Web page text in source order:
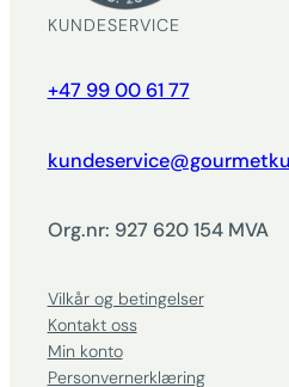
KUNDESERVICE
+47 99 00 61 77
Org.nr: 927 620 154 MVA
Vilkår og betingelser
Kontakt oss
Min konto
Personvernerklæring